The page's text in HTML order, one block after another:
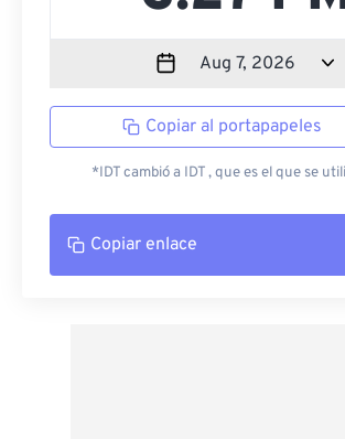
Copiar al portapapeles
*IDT cambió a IDT , que es el que se
Copiar enlace